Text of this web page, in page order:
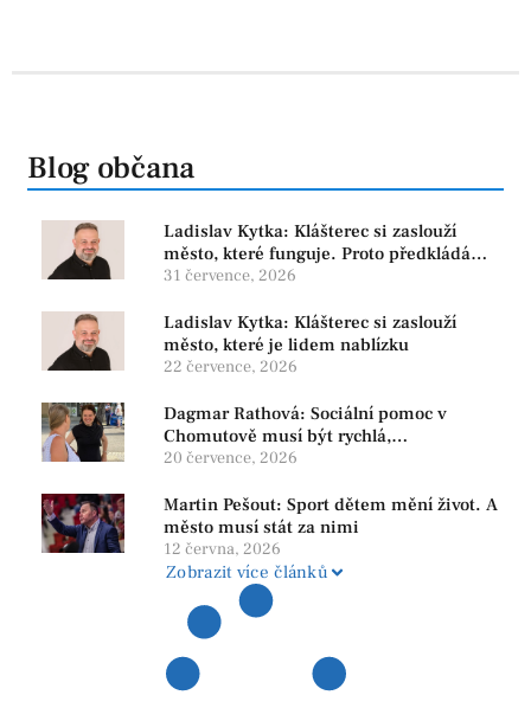
Blog občana
Ladislav Kytka: Klášterec si zaslouží
město, které funguje. Proto předkládáme
program, který řeší skutečné problémy
31 července, 2026
Ladislav Kytka: Klášterec si zaslouží
město, které je lidem nablízku
22 července, 2026
Dagmar Rathová: Sociální pomoc v
Chomutově musí být rychlá,
srozumitelná a férová. Ne udržovat lidi v
20 července, 2026
Martin Pešout: Sport dětem mění život. A
město musí stát za nimi
12 června, 2026
Zobrazit více článků